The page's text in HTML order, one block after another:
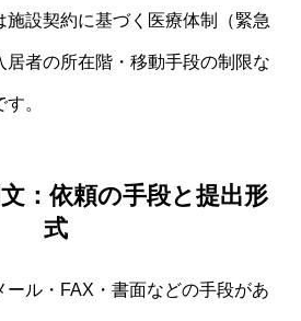
施設契約に基づく医療体制（緊急
居者の所在階・移動手段の制限な
。
：依頼の手段と提出形
式
ール・FAX・書面などの手段があ